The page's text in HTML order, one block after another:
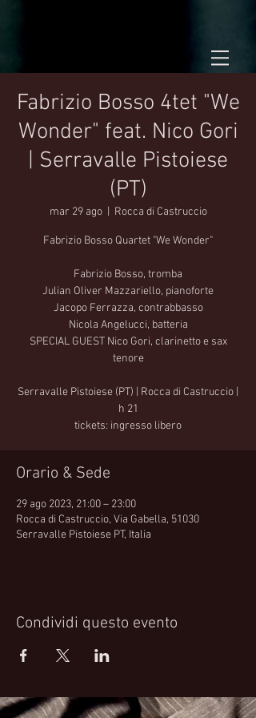
Fabrizio Bosso 4tet "We
Wonder" feat. Nico Gori
| Serravalle Pistoiese
(PT)
mar 29 ago
  |
Rocca di Castruccio
Fabrizio Bosso Quartet "We Wonder"
Fabrizio Bosso, tromba
Julian Oliver Mazzariello, pianoforte
Jacopo Ferrazza, contrabbasso
Nicola Angelucci, batteria
SPECIAL GUEST Nico Gori, clarinetto e sax
tenore
Serravalle Pistoiese (PT) | Rocca di Castruccio |
h 21
tickets: ingresso libero
Orario & Sede
29 ago 2023, 21:00 – 23:00
Rocca di Castruccio, Via Gabella, 51030
Serravalle Pistoiese PT, Italia
Condividi questo evento